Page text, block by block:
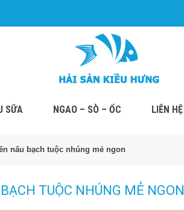
SỮA NGAO – SÒ – ỐC LIÊN HỆ
nấu bạch tuộc nhúng mẻ ngon
TUỘC NHÚNG MẺ NGON